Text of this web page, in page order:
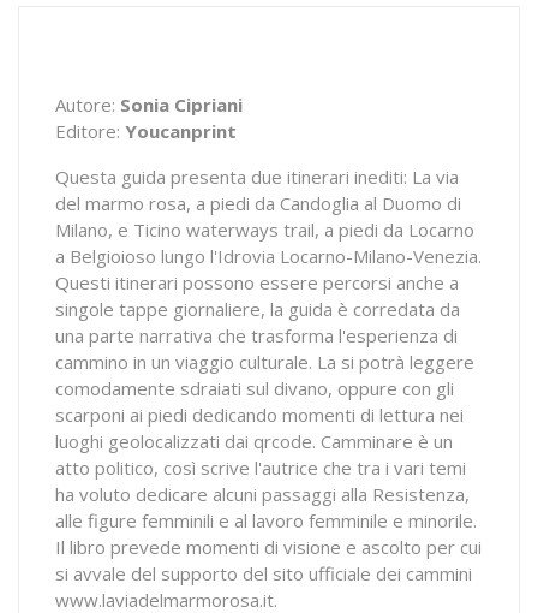
Autore: Sonia Cipriani
Editore: Youcanprint
Questa guida presenta due itinerari inediti: La via
del marmo rosa, a piedi da Candoglia al Duomo di
Milano, e Ticino waterways trail, a piedi da Locarno
a Belgioioso lungo l'Idrovia Locarno-Milano-Venezia.
Questi itinerari possono essere percorsi anche a
singole tappe giornaliere, la guida è corredata da
una parte narrativa che trasforma l'esperienza di
cammino in un viaggio culturale. La si potrà leggere
comodamente sdraiati sul divano, oppure con gli
scarponi ai piedi dedicando momenti di lettura nei
luoghi geolocalizzati dai qrcode. Camminare è un
atto politico, così scrive l'autrice che tra i vari temi
ha voluto dedicare alcuni passaggi alla Resistenza,
alle figure femminili e al lavoro femminile e minorile.
Il libro prevede momenti di visione e ascolto per cui
si avvale del supporto del sito ufficiale dei cammini
www.laviadelmarmorosa.it.